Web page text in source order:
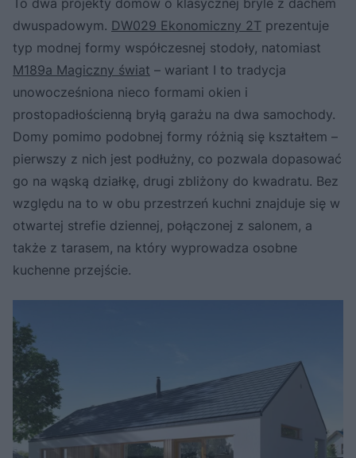
dwuspadowym. DW029 Ekonomiczny 2T prezentuje
typ modnej formy współczesnej stodoły, natomiast
M189a Magiczny świat – wariant I to tradycja
unowocześniona nieco formami okien i
prostopadłościenną bryłą garażu na dwa samochody.
Domy pomimo podobnej formy różnią się kształtem –
pierwszy z nich jest podłużny, co pozwala dopasować
go na wąską działkę, drugi zbliżony do kwadratu. Bez
względu na to w obu przestrzeń kuchni znajduje się w
otwartej strefie dziennej, połączonej z salonem, a
także z tarasem, na który wyprowadza osobne
kuchenne przejście.